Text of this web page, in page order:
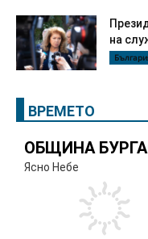
на
ВРЕМЕТО
ОБЩИНА
Ясно Небе